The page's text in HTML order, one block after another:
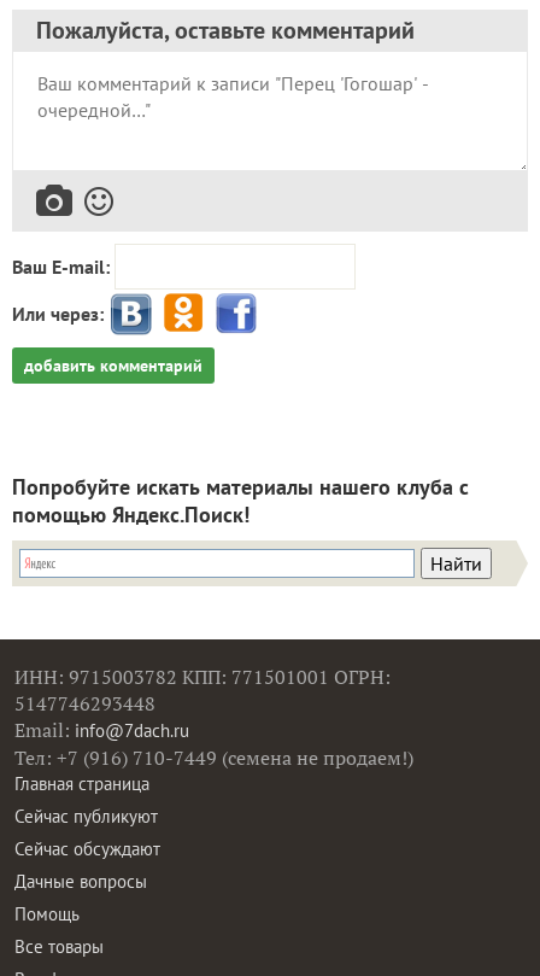
Пожалуйста, оставьте комментарий
Ваш E-mail:
Или через:
добавить комментарий
Попробуйте искать материалы нашего клуба с
помощью Яндекс.Поиск!
ИНН: 9715003782 КПП: 771501001 ОГРН:
5147746293448
Email: info@7dach.ru
Тел: +7 (916) 710-7449 (семена не продаем!)
Главная страница
Сейчас публикуют
Сейчас обсуждают
Дачные вопросы
Помощь
Все товары